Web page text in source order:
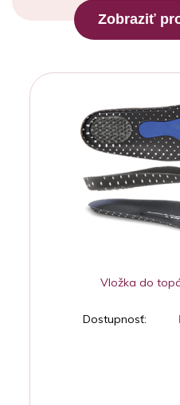
Zobraziť
Vložka do
Dostupnosť: